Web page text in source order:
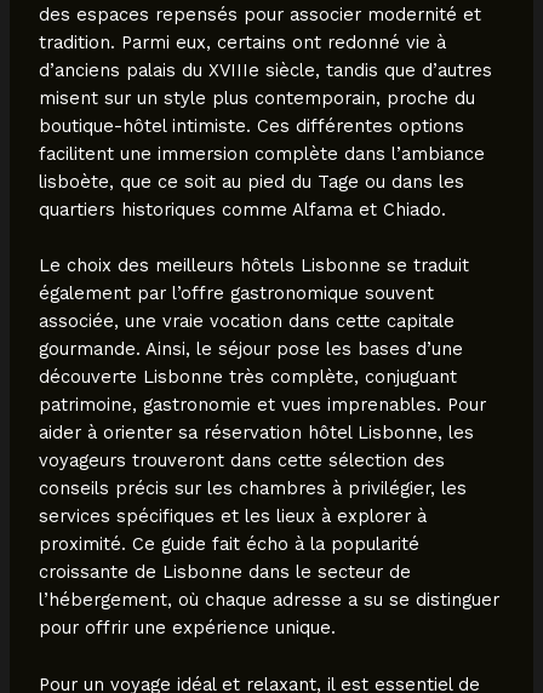
des espaces repensés pour associer modernité et
tradition. Parmi eux, certains ont redonné vie à
d’anciens palais du XVIIIe siècle, tandis que d’autres
misent sur un style plus contemporain, proche du
boutique-hôtel intimiste. Ces différentes options
facilitent une immersion complète dans l’ambiance
lisboète, que ce soit au pied du Tage ou dans les
quartiers historiques comme Alfama et Chiado.
Le choix des meilleurs hôtels Lisbonne se traduit
également par l’offre gastronomique souvent
associée, une vraie vocation dans cette capitale
gourmande. Ainsi, le séjour pose les bases d’une
découverte Lisbonne très complète, conjuguant
patrimoine, gastronomie et vues imprenables. Pour
aider à orienter sa réservation hôtel Lisbonne, les
voyageurs trouveront dans cette sélection des
conseils précis sur les chambres à privilégier, les
services spécifiques et les lieux à explorer à
proximité. Ce guide fait écho à la popularité
croissante de Lisbonne dans le secteur de
l’hébergement, où chaque adresse a su se distinguer
pour offrir une expérience unique.
Pour un voyage idéal et relaxant, il est essentiel de